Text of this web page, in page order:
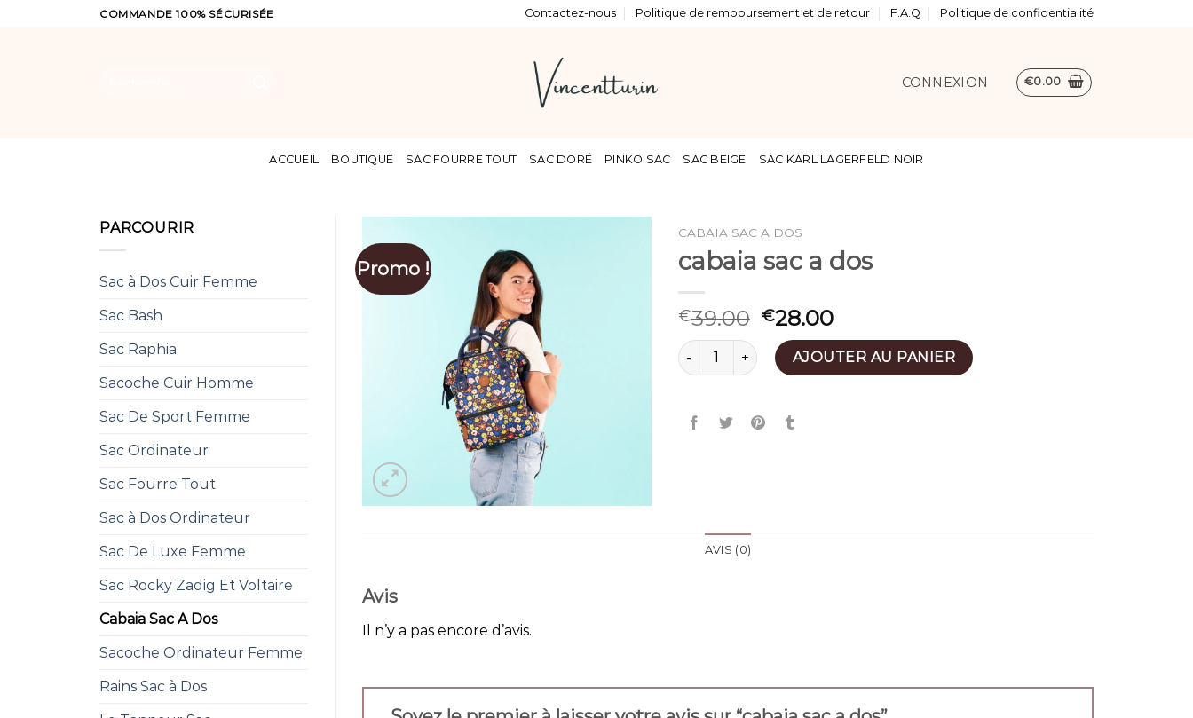
COMMANDE 100% SÉCURISÉE Contactez-nous Politique de remboursement et de retour F.A.Q Politique de confidentialité
CONNEXION €0.00
ACCUEIL BOUTIQUE SAC FOURRE TOUT SAC DORÉ PINKO SAC SAC BEIGE SAC KARL LAGERFELD NOIR
PARCOURIR
Sac à Dos Cuir Femme
Sac Bash
Sac Raphia
Sacoche Cuir Homme
Sac De Sport Femme
Sac Ordinateur
Sac Fourre Tout
Sac à Dos Ordinateur
Sac De Luxe Femme
Sac Rocky Zadig Et Voltaire
Cabaia Sac A Dos
Sacoche Ordinateur Femme
Rains Sac à Dos
Promo !
CABAIA SAC A DOS
cabaia sac a dos
€39.00 €28.00
quantité de cabaia sac a dosAJOUTER AU PANIER
AVIS (0)
Avis
Il n’y a pas encore d’avis.